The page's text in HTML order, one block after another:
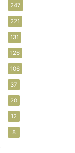
247
221
131
126
106
37
20
12
8